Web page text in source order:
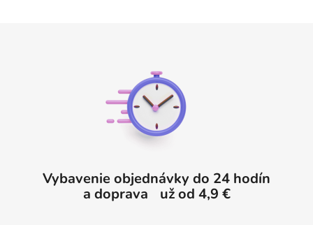
Vybavenie objednávky do 24 hodín
a doprava už od 4,9 €